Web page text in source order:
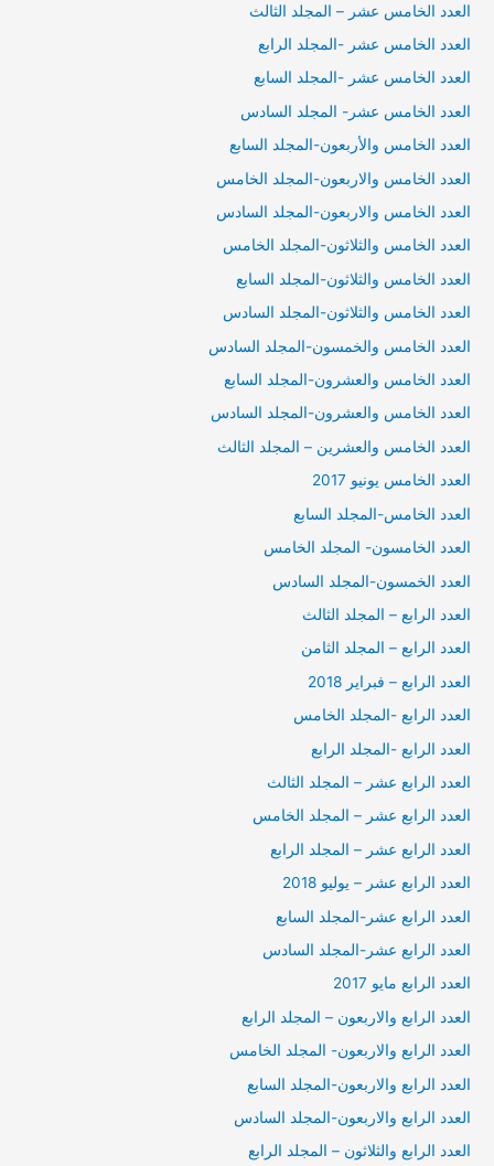
العدد الخامس عشر – المجلد الثالث
العدد الخامس عشر -المجلد الرابع
العدد الخامس عشر -المجلد السابع
العدد الخامس عشر- المجلد السادس
العدد الخامس والأربعون-المجلد السابع
العدد الخامس والاربعون-المجلد الخامس
العدد الخامس والاربعون-المجلد السادس
العدد الخامس والثلاثون-المجلد الخامس
العدد الخامس والثلاثون-المجلد السابع
العدد الخامس والثلاثون-المجلد السادس
العدد الخامس والخمسون-المجلد السادس
العدد الخامس والعشرون-المجلد السابع
العدد الخامس والعشرون-المجلد السادس
العدد الخامس والعشرين – المجلد الثالث
العدد الخامس يونيو 2017
العدد الخامس-المجلد السابع
العدد الخامسون- المجلد الخامس
العدد الخمسون-المجلد السادس
العدد الرابع – المجلد الثالث
العدد الرابع – المجلد الثامن
العدد الرابع – فبراير 2018
العدد الرابع -المجلد الخامس
العدد الرابع -المجلد الرابع
العدد الرابع عشر – المجلد الثالث
العدد الرابع عشر – المجلد الخامس
العدد الرابع عشر – المجلد الرابع
العدد الرابع عشر – يوليو 2018
العدد الرابع عشر-المجلد السابع
العدد الرابع عشر-المجلد السادس
العدد الرابع مايو 2017
العدد الرابع والاربعون – المجلد الرابع
العدد الرابع والاربعون- المجلد الخامس
العدد الرابع والاربعون-المجلد السابع
العدد الرابع والاربعون-المجلد السادس
العدد الرابع والثلاثون – المجلد الرابع